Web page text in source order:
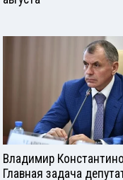
Владимир
Главная задача